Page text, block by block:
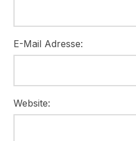
E-Mail Adresse:
Website: